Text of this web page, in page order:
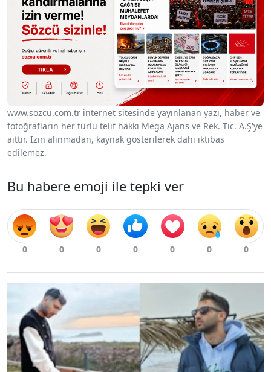
www.sozcu.com.tr internet sitesinde yayınlanan yazı, haber ve
fotoğrafların her türlü telif hakkı Mega Ajans ve Rek. Tic. A.Ş'ye
aittir. İzin alınmadan, kaynak gösterilerek dahi iktibas
edilemez.
Bu habere emoji ile tepki ver